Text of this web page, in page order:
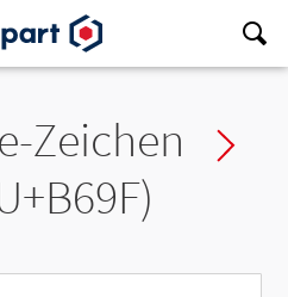
Zeichen